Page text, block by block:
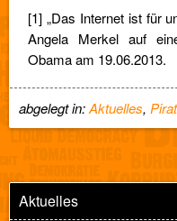
[1] „Das Internet ist für
Angela Merkel auf
Obama am 19.06.2013.
abgelegt in:Aktuelles,
Aktuelles